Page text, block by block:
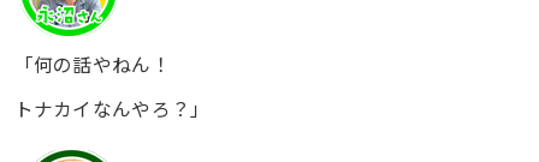
「何の話やねん！
トナカイなんやろ？」